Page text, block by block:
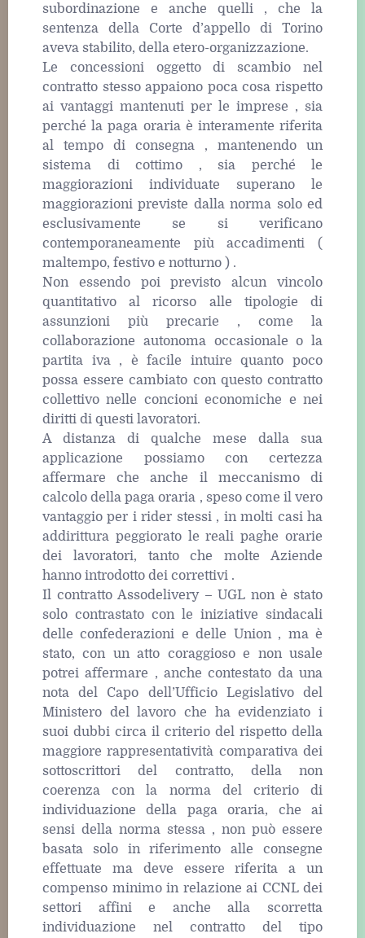
subordinazione e anche quelli , che la
sentenza della Corte d’appello di Torino
aveva stabilito, della etero-organizzazione.
Le concessioni oggetto di scambio nel
contratto stesso appaiono poca cosa rispetto
ai vantaggi mantenuti per le imprese , sia
perché la paga oraria è interamente riferita
al tempo di consegna , mantenendo un
sistema di cottimo , sia perché le
maggiorazioni individuate superano le
maggiorazioni previste dalla norma solo ed
esclusivamente se si verificano
contemporaneamente più accadimenti (
maltempo, festivo e notturno ) .
Non essendo poi previsto alcun vincolo
quantitativo al ricorso alle tipologie di
assunzioni più precarie , come la
collaborazione autonoma occasionale o la
partita iva , è facile intuire quanto poco
possa essere cambiato con questo contratto
collettivo nelle concioni economiche e nei
diritti di questi lavoratori.
A distanza di qualche mese dalla sua
applicazione possiamo con certezza
affermare che anche il meccanismo di
calcolo della paga oraria , speso come il vero
vantaggio per i rider stessi , in molti casi ha
addirittura peggiorato le reali paghe orarie
dei lavoratori, tanto che molte Aziende
hanno introdotto dei correttivi .
Il contratto Assodelivery – UGL non è stato
solo contrastato con le iniziative sindacali
delle confederazioni e delle Union , ma è
stato, con un atto coraggioso e non usale
potrei affermare , anche contestato da una
nota del Capo dell’Ufficio Legislativo del
Ministero del lavoro che ha evidenziato i
suoi dubbi circa il criterio del rispetto della
maggiore rappresentatività comparativa dei
sottoscrittori del contratto, della non
coerenza con la norma del criterio di
individuazione della paga oraria, che ai
sensi della norma stessa , non può essere
basata solo in riferimento alle consegne
effettuate ma deve essere riferita a un
compenso minimo in relazione ai CCNL dei
settori affini e anche alla scorretta
individuazione nel contratto del tipo